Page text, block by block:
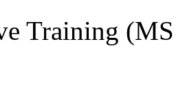
Training